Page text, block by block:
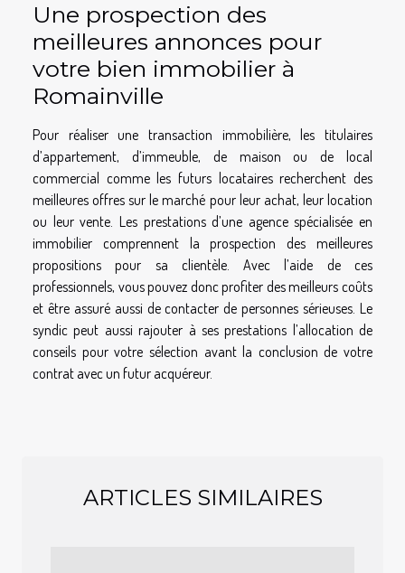
Une prospection des
meilleures annonces pour
votre bien immobilier à
Romainville
Pour réaliser une transaction immobilière, les titulaires
d’appartement, d’immeuble, de maison ou de local
commercial comme les futurs locataires recherchent des
meilleures offres sur le marché pour leur achat, leur location
ou leur vente. Les prestations d’une agence spécialisée en
immobilier comprennent la prospection des meilleures
propositions pour sa clientèle. Avec l’aide de ces
professionnels, vous pouvez donc profiter des meilleurs coûts
et être assuré aussi de contacter de personnes sérieuses. Le
syndic peut aussi rajouter à ses prestations l’allocation de
conseils pour votre sélection avant la conclusion de votre
contrat avec un futur acquéreur.
ARTICLES SIMILAIRES